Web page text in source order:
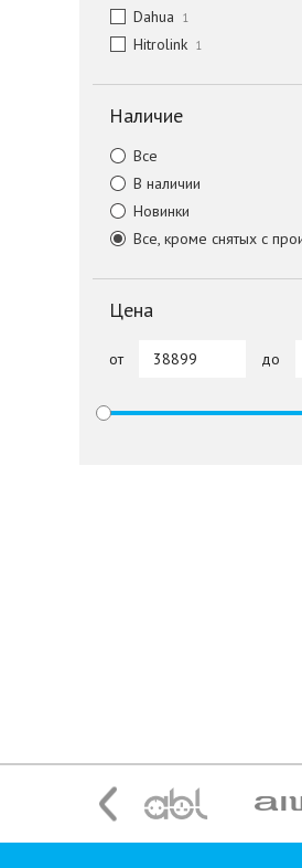
Dahua 1
Hitrolink 1
Наличие
Все
В наличии
Новинки
Все, кроме снятых с
Цена
от до